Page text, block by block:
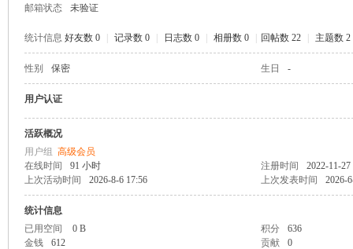
邮箱状态
未验证
统计信息 好友数 0 记录数 0 日志数 0 相册数 0 回帖数 22 主题数 2
性别 保密 生日 -
用户认证
活跃概况
用户组 高级会员
在线时间
91 小时 注册时间
2022-11-27
上次活动时间
2026-8-6 17:56 上次发表时间 2026-
统计信息
已用空间
0 B 积分
636
金钱
612 贡献
0